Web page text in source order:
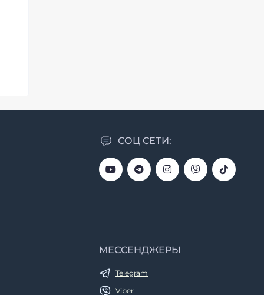
СОЦ СЕТИ:
МЕССЕНДЖЕРЫ
Telegram
Viber